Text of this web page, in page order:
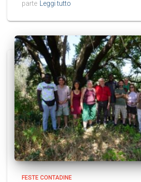
parte Leggi tutto
FESTE CONTADINE